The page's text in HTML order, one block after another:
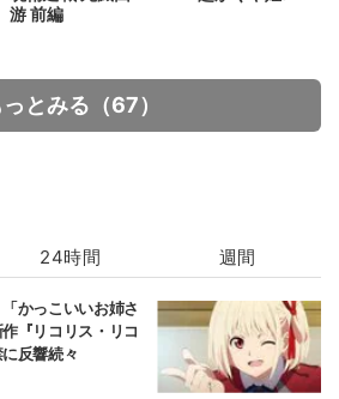
游 前編
っとみる（67）
24時間 週間
かっこいいお姉さ
『リコリス・リコ
反響続々